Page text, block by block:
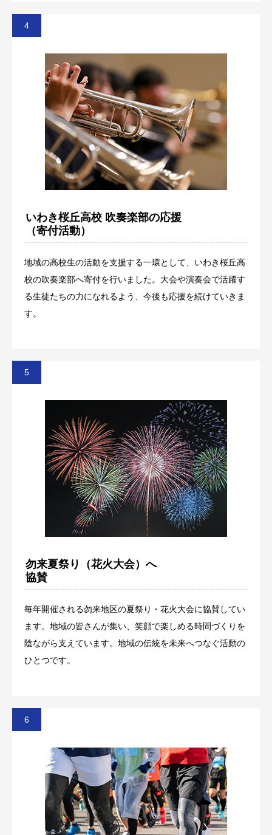
いわき桜丘高校 吹奏楽部の応援
（寄付活動）
地域の高校生の活動を支援する一環として、いわき桜丘高
校の吹奏楽部へ寄付を行いました。大会や演奏会で活躍す
る生徒たちの力になれるよう、今後も応援を続けていきま
す。
勿来夏祭り（花火大会）へ
協賛
毎年開催される勿来地区の夏祭り・花火大会に協賛してい
ます。地域の皆さんが集い、笑顔で楽しめる時間づくりを
陰ながら支えています。地域の伝統を未来へつなぐ活動の
ひとつです。